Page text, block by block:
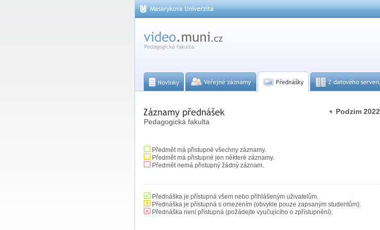
Pedagogická fakulta
Podzim 2022
Předmět má přistupné všechny záznamy.
Předmět má přistupné jen některé záznamy.
Předmět nemá přistupný žádný záznam.
Přednáška je přístupná všem nebo přihlášeným uživatelům.
Přednáška je přístupná s omezením (obvykle pouze zapsaným studentům).
Přednáška není přístupná (požádejte vyučujícího o zpřístupnění).